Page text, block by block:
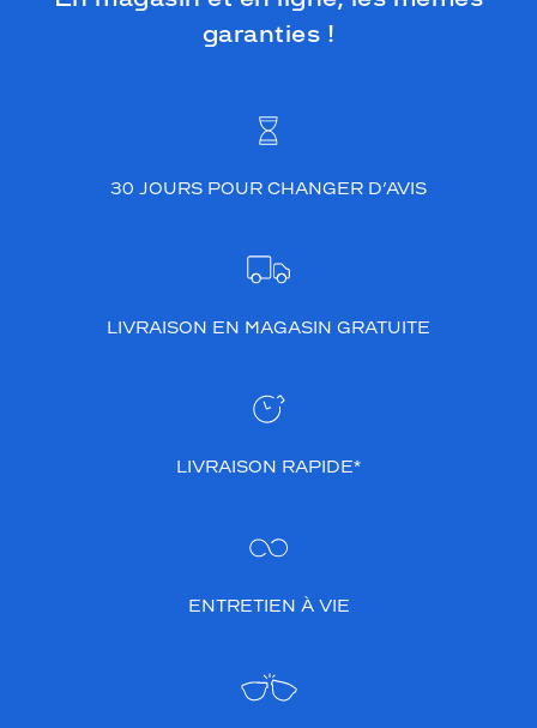
garanties !
30 JOURS POUR CHANGER D’AVIS
LIVRAISON EN MAGASIN GRATUITE
LIVRAISON RAPIDE*
ENTRETIEN À VIE